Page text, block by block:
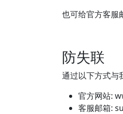
也可给官方客服
防失联
通过以下方式与
官方网站:
客服邮箱: